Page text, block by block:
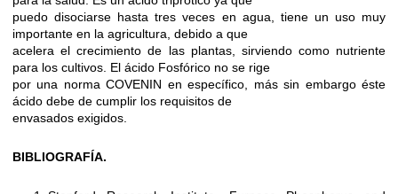
puedo disociarse hasta tres veces en agua, tiene un uso muy
importante en la agricultura, debido a que
acelera el crecimiento de las plantas, sirviendo como nutriente
para los cultivos. El ácido Fosfórico no se rige
por una norma COVENIN en específico, más sin embargo éste
ácido debe de cumplir los requisitos de
envasados exigidos.
BIBLIOGRAFÍA.